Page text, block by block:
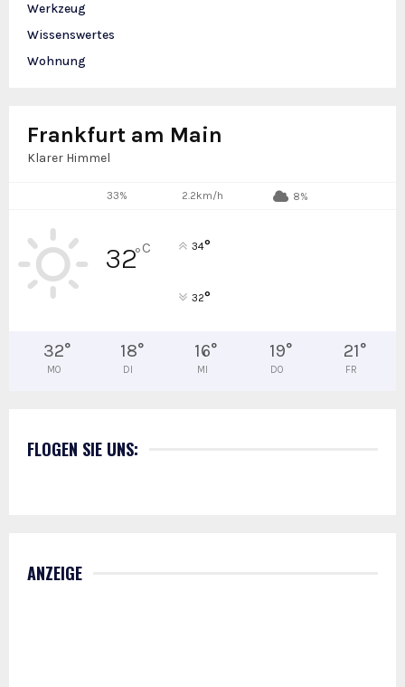
Werkzeug
Wissenswertes
Wohnung
Frankfurt am Main
Klarer Himmel
33% 2.2km/h 8%
32°C 34°
32°
32°
MO
18°
DI
16°
MI
19°
DO
21°
FR
FLOGEN SIE UNS:
ANZEIGE